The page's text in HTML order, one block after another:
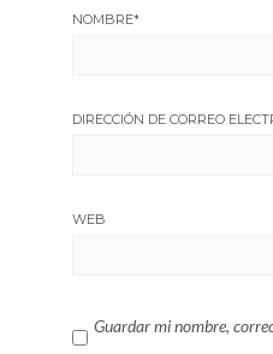
NOMBRE*
DIRECCIÓN DE CORREO
WEB
Guardar mi nombre,